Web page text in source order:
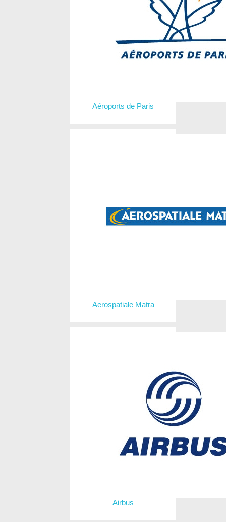
Aéroports de Paris
Aerospatiale Matra
Airbus